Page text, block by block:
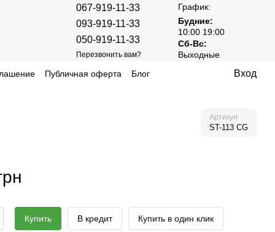
067-919-11-33
093-919-11-33
050-919-11-33
Перезвонить вам?
График:
Будние:
10:00 19:00
Сб-Вс:
Выходные
Публичная оферта Блог Вход
Артикул
ST-113 CG
Купить В кредит Купить в один клик